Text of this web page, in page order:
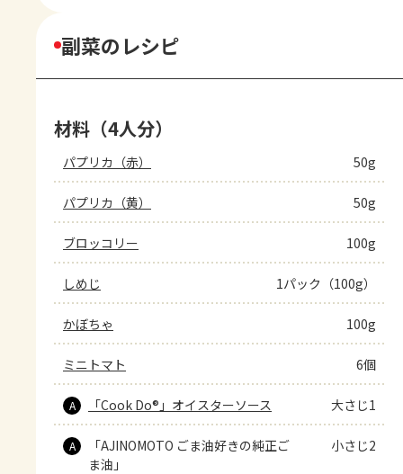
副菜のレシピ
材料（4人分）
パプリカ（赤） 50g
パプリカ（黄） 50g
ブロッコリー 100g
しめじ 1パック（100g）
かぼちゃ 100g
ミニトマト 6個
A 「Cook Do®」オイスターソース 大さじ1
A
「AJINOMOTO ごま油好きの純正ご
ま油」
小さじ2